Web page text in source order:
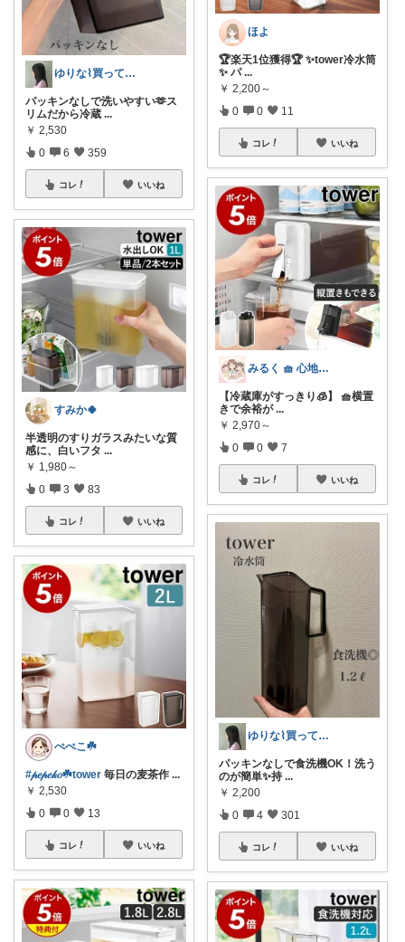
ゆりな⌇買ってよかったもの🌿
パッキンなしで洗いやすい🫶ス
リムだから冷蔵 ...
￥ 2,530
0 6 359
コレ いいね
すみか🍀
半透明のすりガラスみたいな質
感に、白いフタ ...
￥ 1,980～
0 3 83
コレ いいね
ぺぺこ☘️
#𝓅𝑒𝓅𝑒𝓀𝑜☘️tower 毎日の麦茶作 ...
￥ 2,530
0 0 13
コレ いいね
ほよ
🏆楽天1位獲得🏆 ✨tower冷水筒
✨ パ ...
￥ 2,200～
0 0 11
コレ いいね
みるく 🧺 心地よい、上質な暮らしを
【冷蔵庫がすっきり🧊】 🧺横置
きで余裕が ...
￥ 2,970～
0 0 7
コレ いいね
ゆりな⌇買ってよかったもの🌿
パッキンなしで食洗機OK！洗う
のが簡単✨持 ...
￥ 2,200
0 4 301
コレ いいね